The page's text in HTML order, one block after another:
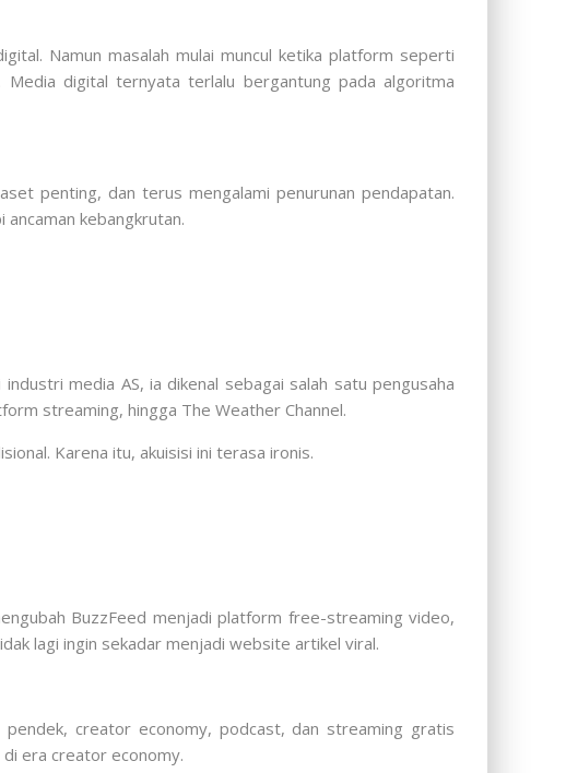
Namun masalah mulai muncul ketika platform seperti
Media digital ternyata terlalu bergantung pada algoritma
penting, dan terus mengalami penurunan pendapatan.
kebangkrutan.
media AS, ia dikenal sebagai salah satu pengusaha
streaming, hingga The Weather Channel.
Karena itu, akuisisi ini terasa ironis.
BuzzFeed menjadi platform free-streaming video,
lagi ingin sekadar menjadi website artikel viral.
creator economy, podcast, dan streaming gratis
di era creator economy.